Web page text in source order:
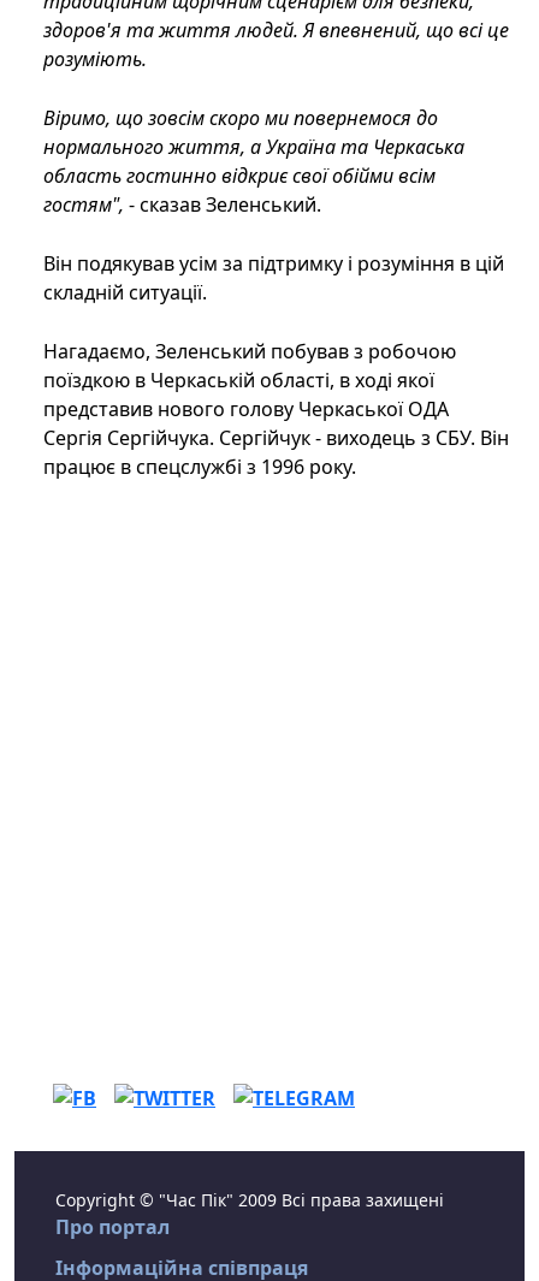
здоров'я та життя людей. Я впевнений, що всі це
розуміють.
Віримо, що зовсім скоро ми повернемося до
нормального життя, а Україна та Черкаська
область гостинно відкриє свої обійми всім
гостям", - сказав Зеленський.
Він подякував усім за підтримку і розуміння в цій
складній ситуації.
Нагадаємо, Зеленський побував з робочою
поїздкою в Черкаській області, в ході якої
представив нового голову Черкаської ОДА
Сергія Сергійчука. Сергійчук - виходець з СБУ. Він
працює в спецслужбі з 1996 року.
Copyright © "Час Пік" 2009 Всі права захищені
Про портал
Інформаційна співпраця